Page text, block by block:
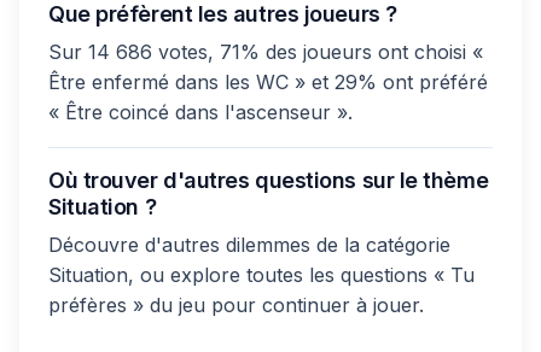
Que préfèrent les autres joueurs ?
Sur 14 686 votes, 71% des joueurs ont choisi «
Être enfermé dans les WC » et 29% ont préféré
« Être coincé dans l'ascenseur ».
Où trouver d'autres questions sur le thème
Situation ?
Découvre d'autres dilemmes de la catégorie
Situation, ou explore toutes les questions « Tu
préfères » du jeu pour continuer à jouer.